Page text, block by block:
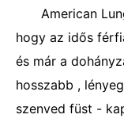
American
hogy az idős
és már a
hosszabb ,
szenved füst -